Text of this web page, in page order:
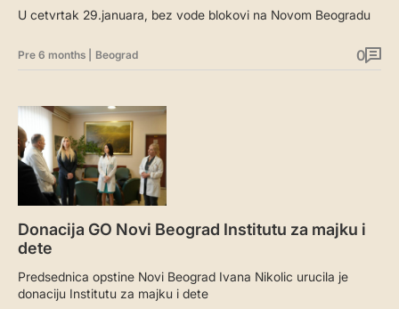
U cetvrtak 29.januara, bez vode blokovi na Novom Beogradu
Pre 6 months Beograd 0
Donacija GO Novi Beograd Institutu za majku i
dete
Predsednica opstine Novi Beograd Ivana Nikolic urucila je
donaciju Institutu za majku i dete